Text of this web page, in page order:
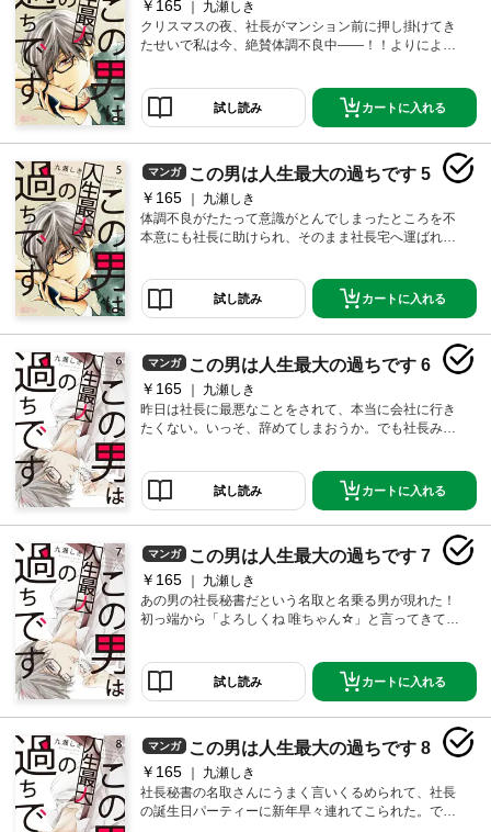
されています。
￥165
九瀬しき
クリスマスの夜、社長がマンション前に押し掛けてき
たせいで私は今、絶賛体調不良中――！！よりによっ
ってしつこくて」と頼まれたからだ。でも私は塩谷化
学の人と全く面識がなく、なんだかうさんくさい飲み
品は「恋するソワレ」2017年Vol．7に収録されていま
す。
試し読み カートに入れる
マンガ この男は人生最大の過ちです 5
￥165
九瀬しき
体調不良がたたって意識がとんでしまったところを不
本意にも社長に助けられ、そのまま社長宅へ運ばれ
んだこの勝ち組全開ハウスは。かえって体調が悪化し
た私は、結局ベッドに戻されてしまった…。社長に何
作品は「恋するソワレ」2017年Vol．9に収録されてい
ます。
試し読み カートに入れる
マンガ この男は人生最大の過ちです 6
￥165
九瀬しき
昨日は社長に最悪なことをされて、本当に会社に行き
たくない。いっそ、辞めてしまおうか。でも社長みた
なー…。とはいえもう今日は年末最終日だし、あの男
に来年まで会うこともないだろう…と思っていたら社
長室の大掃除を割り当てられて！？【恋するソワレ】
この作品は「恋するソワレ」2017年Vol．11に収録され
ています。
試し読み カートに入れる
マンガ この男は人生最大の過ちです 7
￥165
九瀬しき
あの男の社長秘書だという名取と名乗る男が現れた！
初っ端から「よろしくね 唯ちゃん☆」と言ってきてな
なっているんだよね。だから社長とちゃんとくっつい
て接待と研究にもっと集中するよう焚きつけるか、も
つけてきて…！？【恋するソワレ】 この作品は「恋す
るソワレ」2018年Vol．1に収録されています。
試し読み カートに入れる
マンガ この男は人生最大の過ちです 8
￥165
九瀬しき
社長秘書の名取さんにうまく言いくるめられて、社長
の誕生日パーティーに新年早々連れてこられた。でも